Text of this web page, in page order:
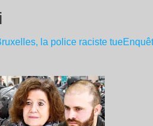
la police raciste tue